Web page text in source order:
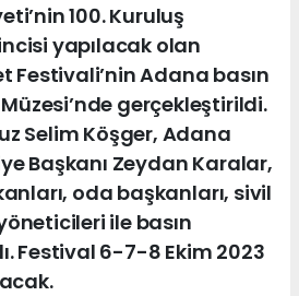
100. Kuruluş
yapılacak olan
Festivali’nin Adana basın
gerçekleştirildi.
Selim Köşger, Adana
Başkanı Zeydan Karalar,
oda başkanları, sivil
ile basın
Festival 6-7-8 Ekim 2023